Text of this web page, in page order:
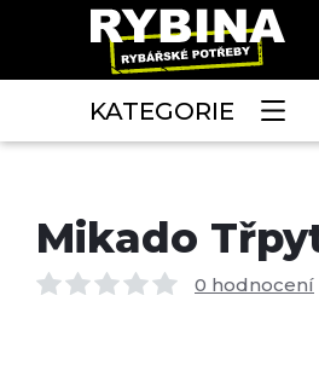
KATEGORIE
Mikado
0 hodnocení